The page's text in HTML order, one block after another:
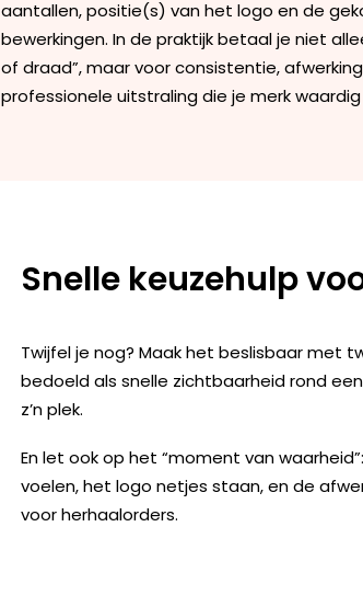
aantallen, positie(s) van het logo en de
bewerkingen. In de praktijk betaal je niet
of draad”, maar voor consistentie,
professionele uitstraling die je merk waardig
Snelle keuzehulp
Twijfel je nog? Maak het beslisbaar met
bedoeld als snelle zichtbaarheid rond
z’n plek.
En let ook op het “moment van
voelen, het logo netjes staan, en de
voor herhaalorders.